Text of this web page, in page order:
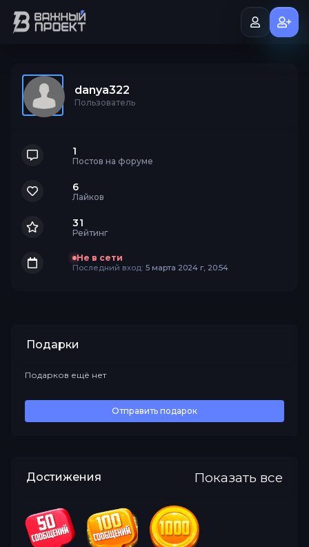
danya322
Пользователь
1
Постов на форуме
6
Лайков
31
Рейтинг
Не в сети
Последний вход: 5 марта 2024 г, 20:54
Подарки
Все
Подарков ещё нет
Отправить подарок
Достижения Показать все